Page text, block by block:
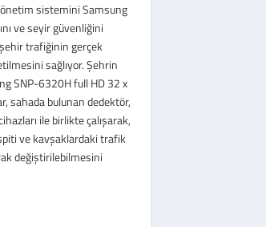
sistemini Samsung
ve seyir güvenliğini
trafiğinin gerçek
sağlıyor. Şehrin
SNP-6320H full HD 32 x
sahada bulunan dedektör,
ile birlikte çalışarak,
ve kavşaklardaki trafik
değiştirilebilmesini